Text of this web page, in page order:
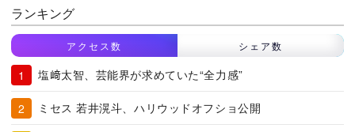
ランキング
アクセス数 シェア数
塩﨑太智、芸能界が求めていた“全力感”
ミセス 若井滉斗、ハリウッドオフショ公開